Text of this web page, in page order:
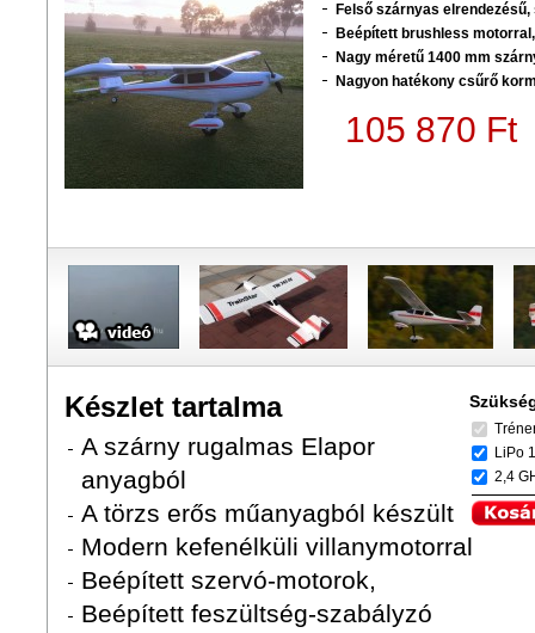
Felső szárnyas
Beépített brushless
Nagy méretű 1400 mm
Nagyon hatékony csűrő
105 870 Ft
LiPo
2,4
Készlet tartalma
A szárny rugalmas Elapor
anyagból
A törzs erős műanyagból készült
Modern kefenélküli villanymotorral
Beépített szervó-motorok,
Beépített feszültség-szabályzó